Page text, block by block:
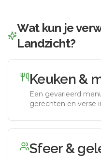
Wat kun je
Landzicht?
Keuken &
Een gevarieerd
gerechten en verse
Sfeer &